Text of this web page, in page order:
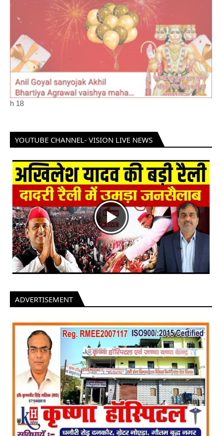
h 18
YOUTUBE CHANNEL- VISION LIVE NEWS
ADVERTISEMENT